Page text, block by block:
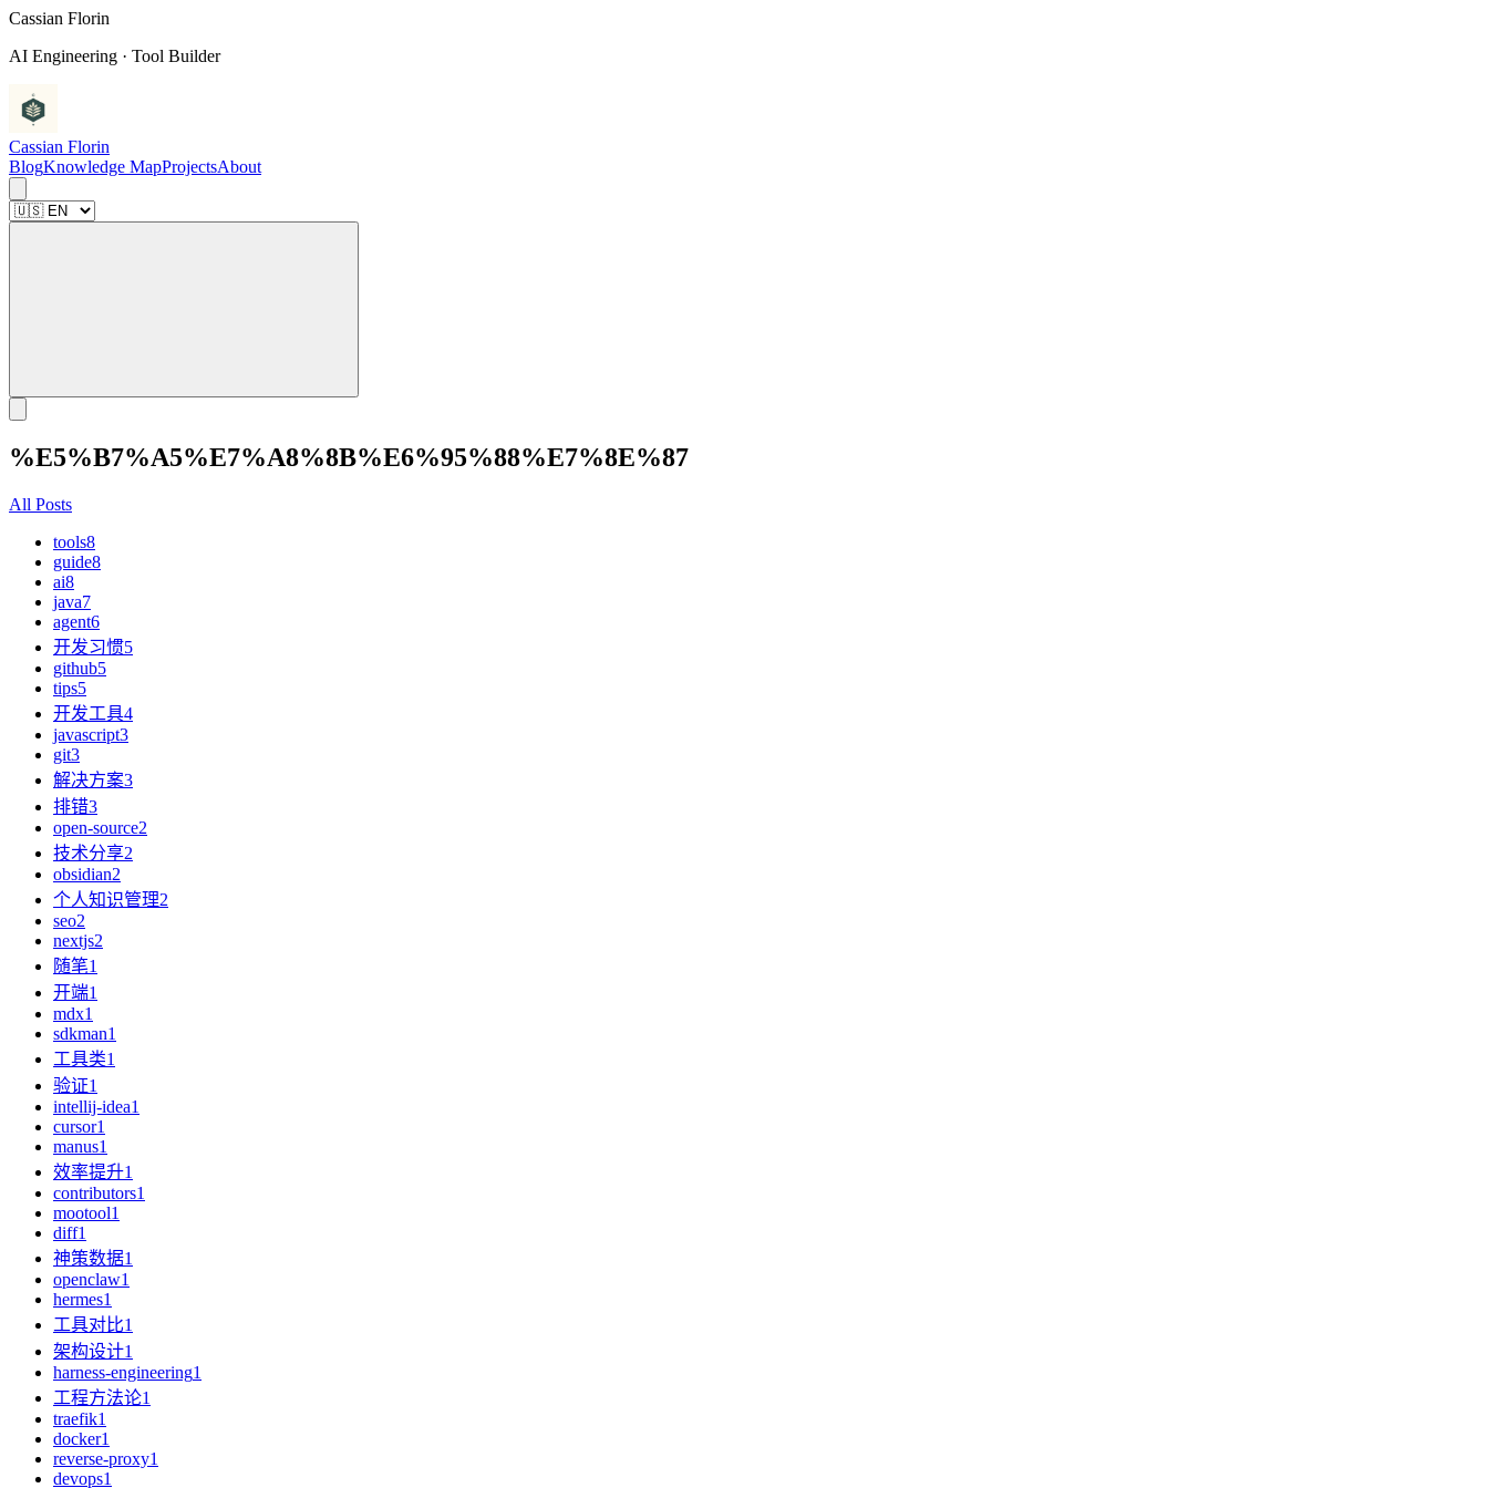
Cassian Florin
AI Engineering · Tool Builder
Cassian Florin
BlogKnowledge MapProjectsAbout
%E5%B7%A5%E7%A8%8B%E6%95%88%E7%8E%87
All Posts
tools8
guide8
ai8
java7
agent6
开发习惯5
github5
tips5
开发工具4
javascript3
git3
解决方案3
排错3
open-source2
技术分享2
obsidian2
个人知识管理2
seo2
nextjs2
随笔1
开端1
mdx1
sdkman1
工具类1
验证1
intellij-idea1
cursor1
manus1
效率提升1
contributors1
mootool1
diff1
神策数据1
openclaw1
hermes1
工具对比1
架构设计1
harness-engineering1
工程方法论1
traefik1
docker1
reverse-proxy1
devops1